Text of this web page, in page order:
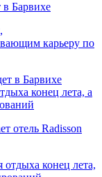
Барвихе
карьеру по
конец лета, а
отель Radisson